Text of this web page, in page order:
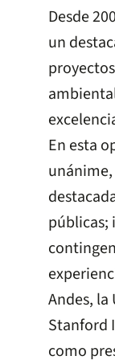
Desde
un
En esta
públicas;
Andes,
Stanford
como